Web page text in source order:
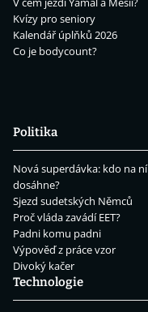
Kvízy pro seniory
Kalendář úplňků 2026
Co je bodycount?
Politika
Nová superdávka: kdo na ní
dosáhne?
Sjezd sudetských Němců
Proč vláda zavádí EET?
Padni komu padni
Výpověď z práce vzor
Divoký kačer
Technologie